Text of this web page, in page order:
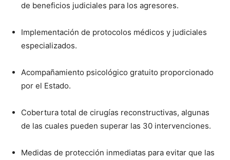
de beneficios judiciales para los agresores.
Implementación de protocolos médicos y judiciales
especializados.
Acompañamiento psicológico gratuito proporcionado
por el Estado.
Cobertura total de cirugías reconstructivas, algunas
de las cuales pueden superar las 30 intervenciones.
Medidas de protección inmediatas para evitar que las